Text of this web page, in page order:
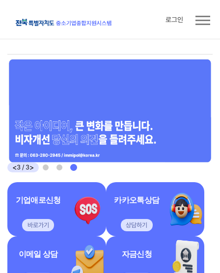
로그인
콘
텐
츠
<3 / 3>
기업애로신청
바로가기
카카오톡상담
상담하기
이메일 상담 자금신청